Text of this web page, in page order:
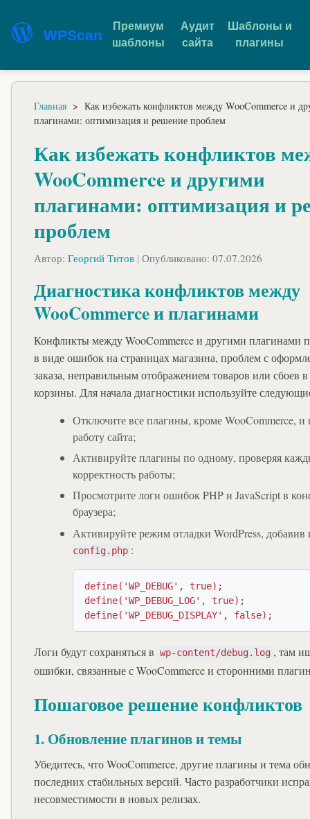
WPScan
Премиум
шаблоны
Аудит
сайта
Шаблоны и
плагины
Главная > Как избежать конфликтов между WooCommerce и
плагинами: оптимизация и решение проблем
Как избежать конфликтов
WooCommerce и другими
плагинами: оптимизация и
проблем
Автор: Георгий Титов | Опубликовано: 07.07.2026
Диагностика конфликтов между
WooCommerce и плагинами
Конфликты между WooCommerce и другими плагинами
в виде ошибок на страницах магазина, проблем с
заказа, неправильным отображением товаров или сбоев в
корзины. Для начала диагностики используйте
Отключите все плагины, кроме WooCommerce, и
работу сайта;
Активируйте плагины по одному, проверяя
корректность работы;
Просмотрите логи ошибок PHP и JavaScript в
браузера;
Активируйте режим отладки WordPress,
config.php :
define('WP_DEBUG', true);
define('WP_DEBUG_LOG', true);
define('WP_DEBUG_DISPLAY', false);
Логи будут сохраняться в wp-content/debug.log , там
ошибки, связанные с WooCommerce и сторонними
Пошаговое решение конфликтов
1. Обновление плагинов и темы
Убедитесь, что WooCommerce, другие плагины и тема
последних стабильных версий. Часто разработчики
несовместимости в новых релизах.